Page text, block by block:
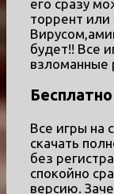
его сразу
торрент или
будет!! Все
взломанные
Все игры на
скачать
без
спокойно
версию.